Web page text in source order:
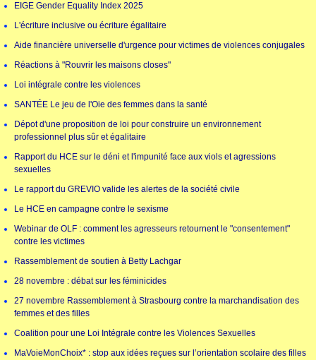
EIGE Gender Equality Index 2025
L'écriture inclusive ou écriture égalitaire
Aide financière universelle d'urgence pour victimes de violences conjugales
Réactions à "Rouvrir les maisons closes"
Loi intégrale contre les violences
SANTÉE Le jeu de l'Oie des femmes dans la santé
Dépot d'une proposition de loi pour construire un environnement
professionnel plus sûr et égalitaire
Rapport du HCE sur le déni et l'impunité face aux viols et agressions
sexuelles
Le rapport du GREVIO valide les alertes de la société civile
Le HCE en campagne contre le sexisme
Webinar de OLF : comment les agresseurs retournent le "consentement"
contre les victimes
Rassemblement de soutien à Betty Lachgar
28 novembre : débat sur les féminicides
27 novembre Rassemblement à Strasbourg contre la marchandisation des
femmes et des filles
Coalition pour une Loi Intégrale contre les Violences Sexuelles
MaVoieMonChoix* : stop aux idées reçues sur l’orientation scolaire des filles